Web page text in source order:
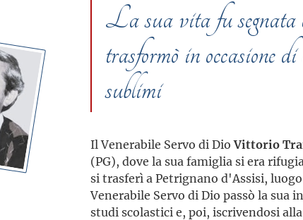
La sua vita fu
trasformò in occasione
sublimi
Il Venerabile Servo di DioVittorio
(PG), dove la sua famiglia si era
si trasferì a Petrignano d'Assisi,
Venerabile Servo di Dio passò la sua
studi scolastici e, poi, iscrivendosi